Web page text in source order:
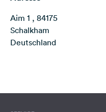
uns
auf
Social
Media
Aim 1 , 84175
Schalkham
Deutschland